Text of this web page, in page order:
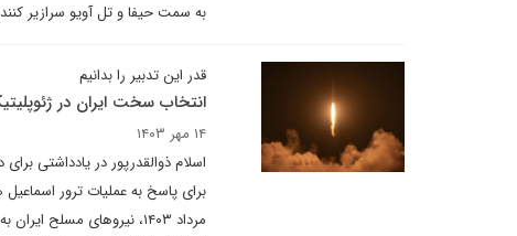
به سمت حیفا و تل آویو سرازیر
قدر این تدبیر را بدانیم
انتخاب سخت ایران در
۱۴ مهر ۱۴۰۳
اسلام ذوالقدرپور در یادداشتی